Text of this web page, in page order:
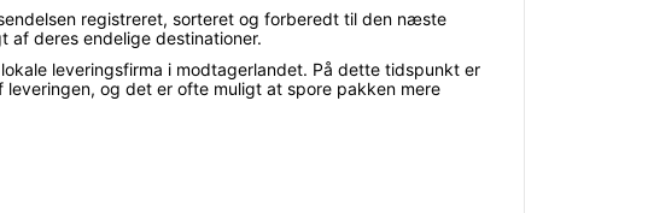
registreret, sorteret og forberedt til den næste
af deres endelige destinationer.
leveringsfirma i modtagerlandet. På dette tidspunkt er
og det er ofte muligt at spore pakken mere